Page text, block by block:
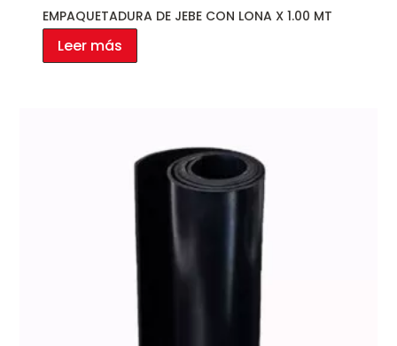
EMPAQUETADURA DE JEBE CON LONA X 1.00 MT
Leer más